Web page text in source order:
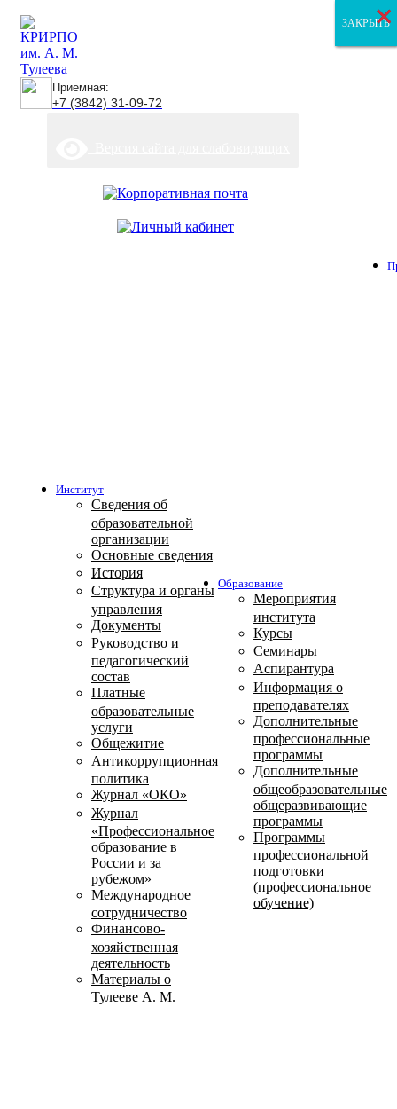
Приемная:
+7 (3842) 31-09-72
Институт
Сведения об
образовательной
организации
Основные сведения
История
Структура и органы
управления
Документы
Руководство и
педагогический
состав
Платные
образовательные
услуги
Общежитие
Антикоррупционная
политика
Журнал «ОКО»
Журнал
«Профессиональное
образование в
России и за
рубежом»
Международное
сотрудничество
Финансово-
хозяйственная
деятельность
Материалы о
Тулееве А. М.
Образование
Мероприятия
института
Курсы
Семинары
Аспирантура
Информация о
преподавателях
Дополнительные
профессиональные
программы
Дополнительные
общеобразовательные
общеразвивающие
программы
Программы
профессиональной
подготовки
(профессиональное
обучение)
ЗАКРЫТЬ
ЗАКРЫТЬ
ЗАКРЫТЬ
×
×
×